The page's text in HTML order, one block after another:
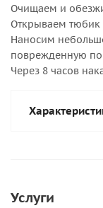
Очищаем и
Открываем тюбик
Наносим
поврежденную
Через 8 часов
Услуги